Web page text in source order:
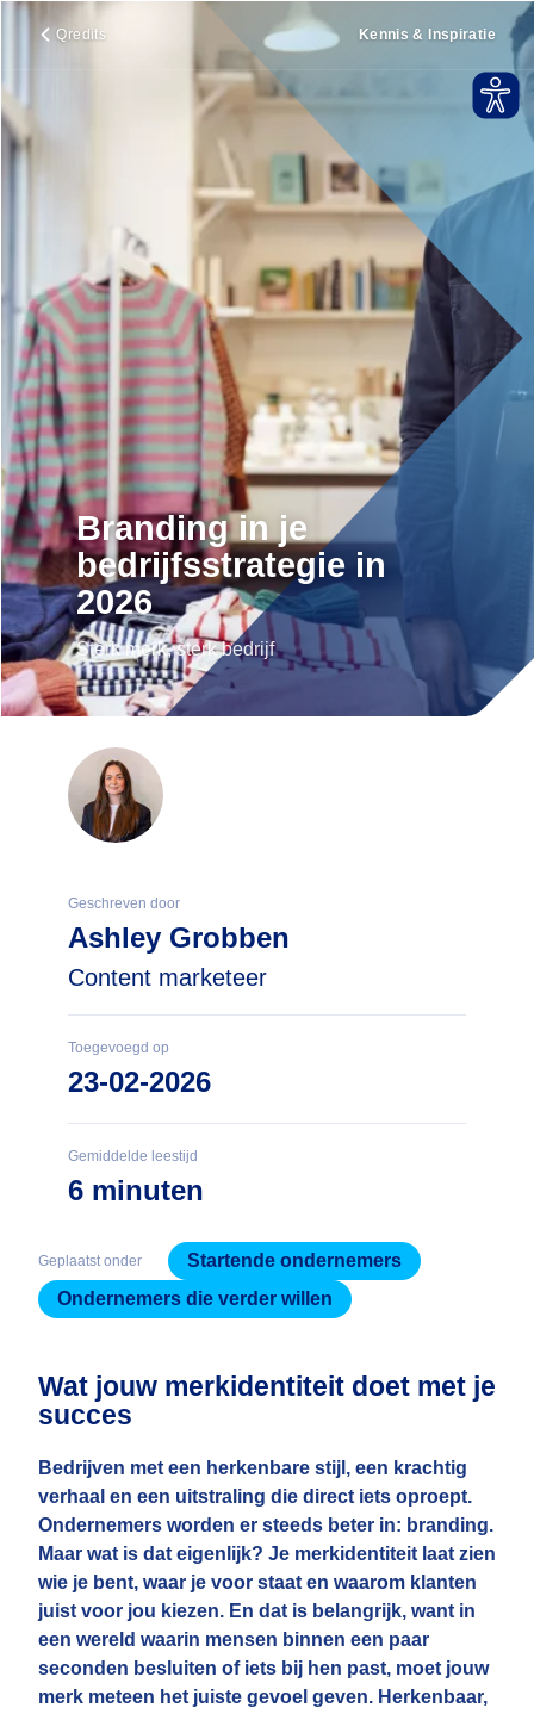
Qredits Kennis & Inspiratie
Branding in je
bedrijfsstrategie in
2026
Sterk merk, sterk bedrijf
Geschreven door
Ashley Grobben
Content marketeer
Toegevoegd op
23-02-2026
Gemiddelde leestijd
6 minuten
Geplaatst onder
Startende ondernemers
Ondernemers die verder willen
Wat jouw merkidentiteit doet met je
succes
Bedrijven met een herkenbare stijl, een krachtig
verhaal en een uitstraling die direct iets oproept.
Ondernemers worden er steeds beter in: branding.
Maar wat is dat eigenlijk? Je merkidentiteit laat zien
wie je bent, waar je voor staat en waarom klanten
juist voor jou kiezen. En dat is belangrijk, want in
een wereld waarin mensen binnen een paar
seconden besluiten of iets bij hen past, moet jouw
merk meteen het juiste gevoel geven. Herkenbaar,